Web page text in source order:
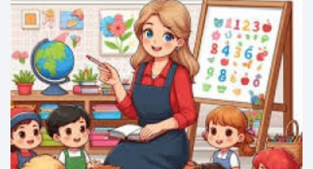
шийдвэрлэсэн. Мөн аймгийн эрүүл мэндийн салбарт
автомашин олгох асуудлыг Засгийн газрын хуралдаанд
оруулж хэлэлцүүлнэ гэдгийг ЗГХЭГ-ын дарга Д.Амарбаясгалан
онцоллоо.
Дэнжийн мянга орчмын 10 байршлын 25 км орчим газрын
мөсийг зөөж тээвэрлэхээр төлөвлөөд буй.